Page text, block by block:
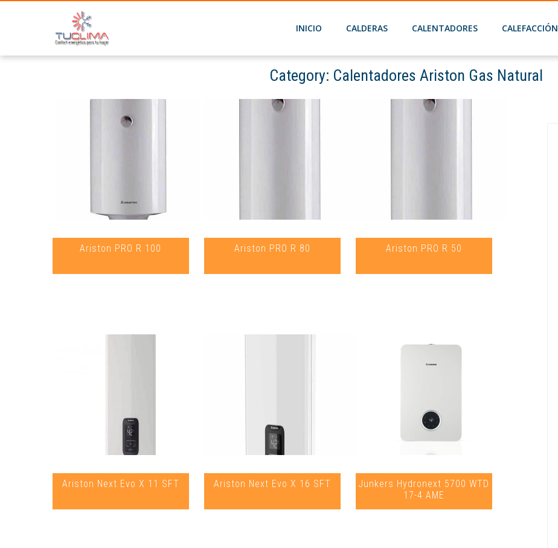
INICIO CALDERAS CALENTADORES CALEFACCIÓN
Category: Calentadores Ariston Gas Natural
Ariston PRO R 100 Ariston PRO R 80 Ariston PRO R 50
Ariston Next Evo X 11 SFT Ariston Next Evo X 16 SFT
Junkers Hydronext 5700 WTD
17-4 AME